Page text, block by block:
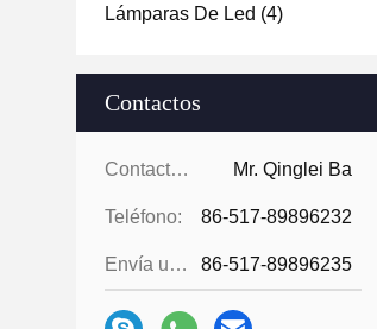
Lámparas De Led (4)
Contactos
Contactos: Mr. Qinglei Ba
Teléfono: 86-517-89896232
Envía un fax.: 86-517-89896235